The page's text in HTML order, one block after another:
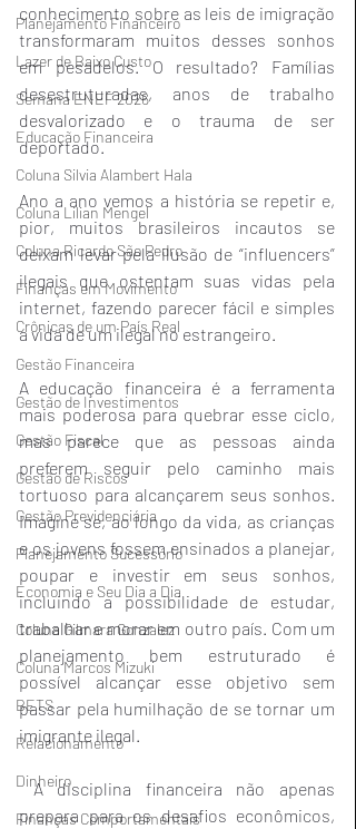
Planejamento Financeiro
Lazer de Baixo Custo
Semana ENEF 2026
Educação Financeira
Coluna Silvia Alambert Hala
Coluna Lilian Mengel
Coluna Ricardo São Pedro
Finanças em Movimento
Crônicas de um País Real
Gestão Financeira
Gestão de Investimentos
Gestão Fiscal
Gestão de Riscos
Gestão Previdenciária
Planejamento Sucessório
Economia e Seu Dia a Dia
Coluna Gilmara Gonzalez
Coluna Marcos Mizuki
BETS
Relacionamento
Dinheiro
Finanças Comportamentais
conhecimento sobre as leis de imigração
transformaram muitos desses sonhos
em pesadelos. O resultado? Famílias
desestruturadas, anos de trabalho
desvalorizado e o trauma de ser
deportado.
Ano a ano vemos a história se repetir e,
pior, muitos brasileiros incautos se
deixam levar pela ilusão de “influencers”
ilegais que ostentam suas vidas pela
internet, fazendo parecer fácil e simples
a vida de um ilegal no estrangeiro.
A educação financeira é a ferramenta
mais poderosa para quebrar esse ciclo,
mas parece que as pessoas ainda
preferem seguir pelo caminho mais
tortuoso para alcançarem seus sonhos.
Imagine se, ao longo da vida, as crianças
e os jovens fossem ensinados a planejar,
poupar e investir em seus sonhos,
incluindo a possibilidade de estudar,
trabalhar e morar em outro país. Com um
planejamento bem estruturado é
possível alcançar esse objetivo sem
passar pela humilhação de se tornar um
imigrante ilegal.
A disciplina financeira não apenas
prepara para os desafios econômicos,